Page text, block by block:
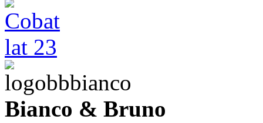
Bianco & Bruno